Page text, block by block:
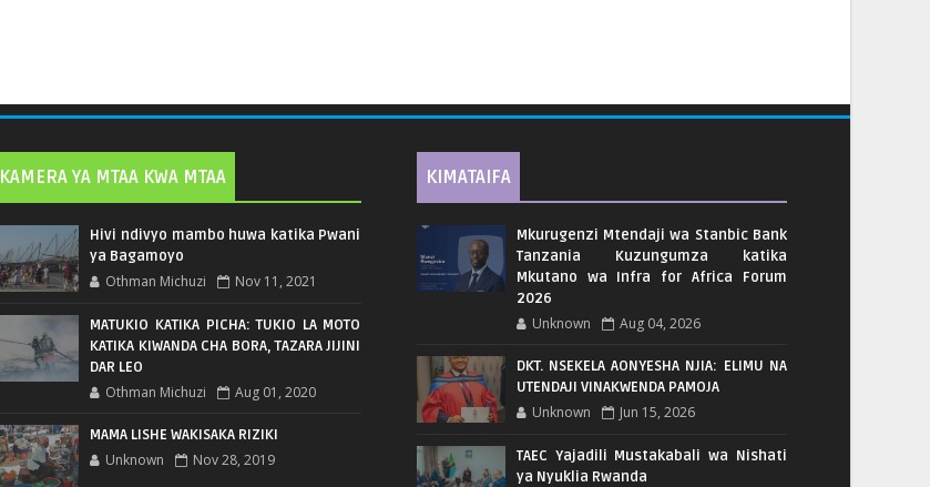
KAMERA YA MTAA KWA MTAA
Hivi ndivyo mambo huwa katika Pwani
ya Bagamoyo
Othman Michuzi Nov 11, 2021
MATUKIO KATIKA PICHA: TUKIO LA MOTO
KATIKA KIWANDA CHA BORA, TAZARA JIJINI
DAR LEO
Othman Michuzi Aug 01, 2020
MAMA LISHE WAKISAKA RIZIKI
Unknown Nov 28, 2019
KIMATAIFA
Mkurugenzi Mtendaji wa Stanbic Bank
Tanzania Kuzungumza katika
Mkutano wa Infra for Africa Forum
2026
Unknown Aug 04, 2026
DKT. NSEKELA AONYESHA NJIA: ELIMU NA
UTENDAJI VINAKWENDA PAMOJA
Unknown Jun 15, 2026
TAEC Yajadili Mustakabali wa Nishati
ya Nyuklia Rwanda